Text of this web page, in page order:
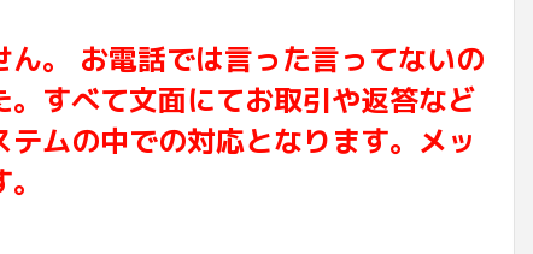
。 お電話では言った言ってないの
すべて文面にてお取引や返答など
ムの中での対応となります。メッ